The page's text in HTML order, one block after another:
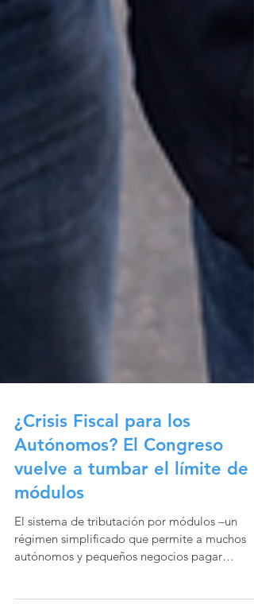
¿Crisis Fiscal para los
Autónomos? El Congreso
vuelve a tumbar el límite de
módulos
El sistema de tributación por módulos –un